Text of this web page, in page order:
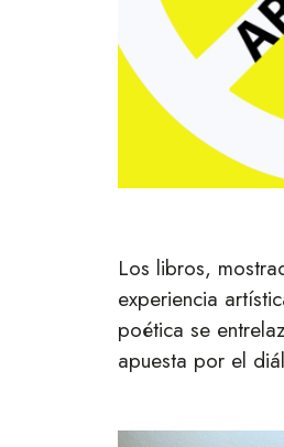
Los libros,
experiencia
poética se
apuesta por el